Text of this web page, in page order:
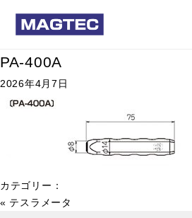
PA-400A
2026年4月7日
カテゴリー：
« テスラメータ